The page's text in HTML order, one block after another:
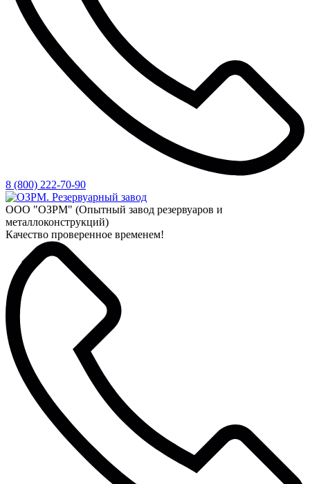
8 (800) 222-70-90
ООО "ОЗРМ" (Опытный завод резервуаров и
металлоконструкций)
Качество проверенное временем!